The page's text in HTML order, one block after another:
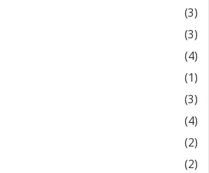
(3)
(3)
(4)
(1)
(3)
(4)
(2)
(2)